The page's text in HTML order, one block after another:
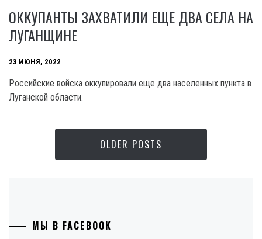
ОККУПАНТЫ ЗАХВАТИЛИ ЕЩЕ ДВА СЕЛА НА
ЛУГАНЩИНЕ
23 ИЮНЯ, 2022
Российские войска оккупировали еще два населенных пункта в
Луганской области.
OLDER POSTS
МЫ В FACEBOOK